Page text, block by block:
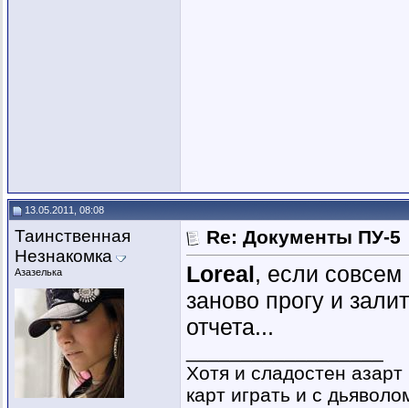
13.05.2011, 08:08
Таинственная
Незнакомка
Азазелька
Re: Документы ПУ-5
Loreal, если совсем
заново прогу и
отчета...
Хотя и сладостен
карт играть и с